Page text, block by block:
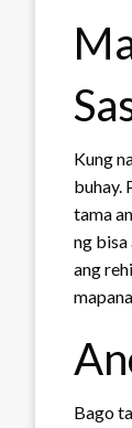
Kung
buhay.
tama
ng
ang
Bago